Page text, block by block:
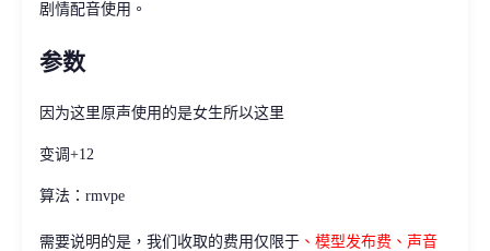
剧情配音使用。
参数
因为这里原声使用的是女生所以这里
变调+12
算法：rmvpe
需要说明的是，我们收取的费用仅限于 、模型发布费、声音